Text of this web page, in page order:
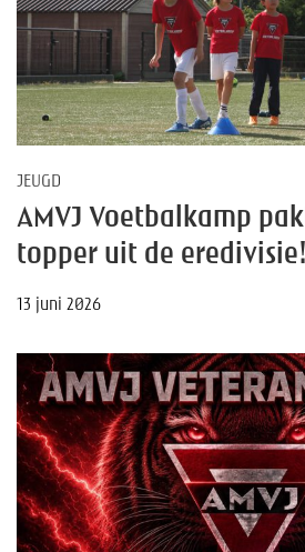
JEUGD
AMVJ Voetbalkamp
topper uit de eredivisie!
13 juni 2026